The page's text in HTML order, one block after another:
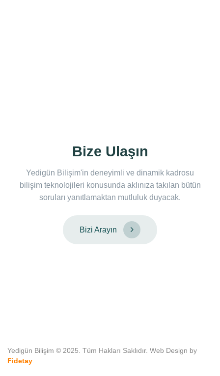
Bize Ulaşın
Yedigün Bilişim'in deneyimli ve dinamik kadrosu
bilişim teknolojileri konusunda aklınıza takılan bütün
soruları yanıtlamaktan mutluluk duyacak.
Bizi Arayın
Yedigün Bilişim © 2025. Tüm Hakları Saklıdır. Web Design by
Fidetay.